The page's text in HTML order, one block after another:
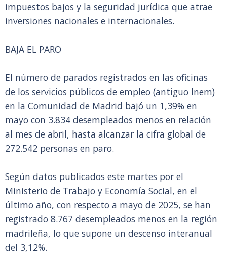
impuestos bajos y la seguridad jurídica que atrae
inversiones nacionales e internacionales.
BAJA EL PARO
El número de parados registrados en las oficinas
de los servicios públicos de empleo (antiguo Inem)
en la Comunidad de Madrid bajó un 1,39% en
mayo con 3.834 desempleados menos en relación
al mes de abril, hasta alcanzar la cifra global de
272.542 personas en paro.
Según datos publicados este martes por el
Ministerio de Trabajo y Economía Social, en el
último año, con respecto a mayo de 2025, se han
registrado 8.767 desempleados menos en la región
madrileña, lo que supone un descenso interanual
del 3,12%.